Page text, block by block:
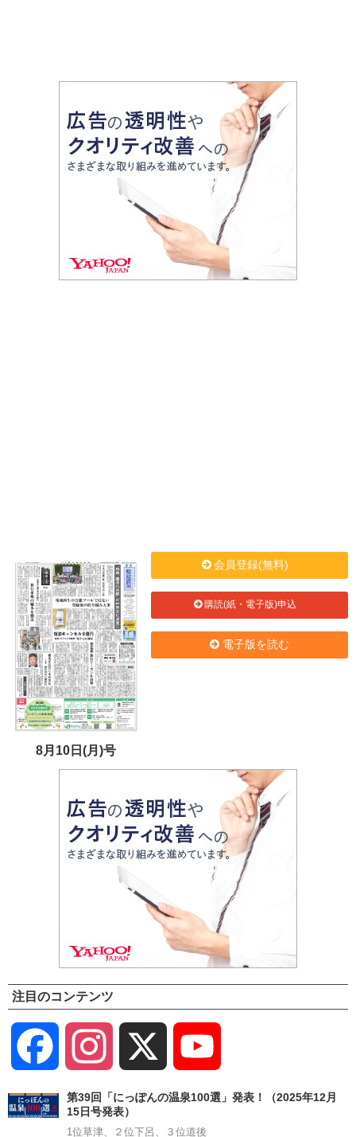
8月10日(月)号
会員登録(無料)
購読(紙・電子版)申込
電子版を読む
注目のコンテンツ
Facebook Instagram
Channel
第39回「にっぽんの温泉100選」発表！（2025年12月
15日号発表）
1位草津、２位下呂、３位道後